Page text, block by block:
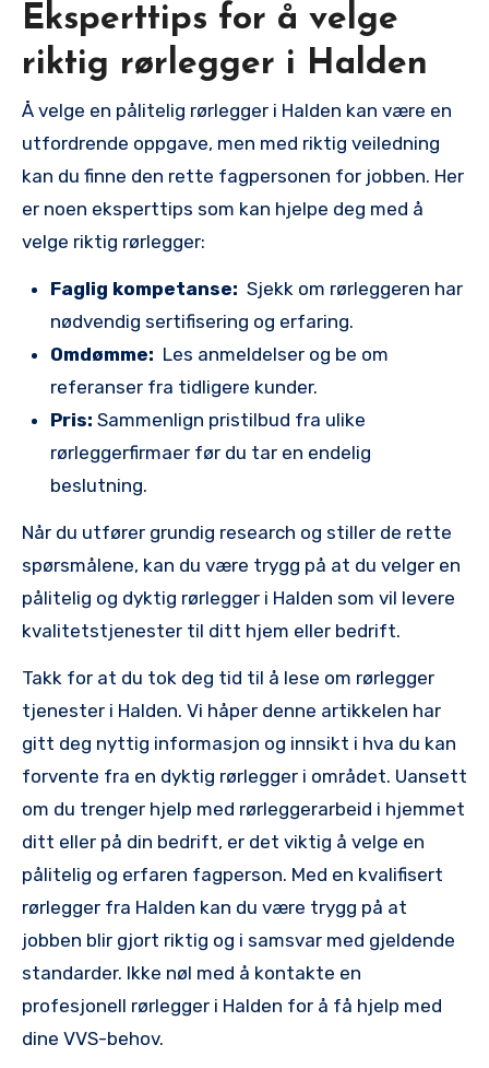
Eksperttips for å velge
riktig rørlegger i⁣ Halden
Å velge en pålitelig rørlegger i Halden⁣ kan være⁣ en
utfordrende oppgave,⁣ men med riktig veiledning
kan du⁣ finne den rette fagpersonen for jobben.​ Her
er noen eksperttips som kan hjelpe deg med å
velge riktig rørlegger:
Faglig kompetanse: ⁤ Sjekk om ‍rørleggeren‍ har
nødvendig sertifisering og erfaring.
Omdømme: ‍ Les anmeldelser ‌og be om
⁤referanser fra tidligere‌ kunder.
Pris: Sammenlign pristilbud fra⁤ ulike
rørleggerfirmaer‍ før du tar en endelig
beslutning.
Når⁤ du utfører grundig research og stiller de rette
spørsmålene, kan du være trygg på‌ at du velger en
pålitelig og ⁤dyktig rørlegger ‍i Halden som ⁣vil ​levere
kvalitetstjenester til ditt hjem eller bedrift.
Takk for at du tok deg tid til å lese om rørlegger‌
tjenester i Halden. Vi håper denne ⁤artikkelen har
gitt deg nyttig informasjon og innsikt i hva ​du kan
forvente fra en ‌dyktig rørlegger i området. Uansett
om du ⁢trenger hjelp med rørleggerarbeid i​ hjemmet
ditt eller på din bedrift, er det viktig å⁤ velge en
pålitelig og erfaren fagperson. Med en kvalifisert
rørlegger​ fra Halden kan du​ være trygg ‌på at
jobben blir ‌gjort‌ riktig og ⁣i‌ samsvar med gjeldende
standarder.‌ Ikke⁢ nøl med å kontakte ‌en
profesjonell⁣ rørlegger i Halden for å få hjelp ⁤med
dine VVS-behov.